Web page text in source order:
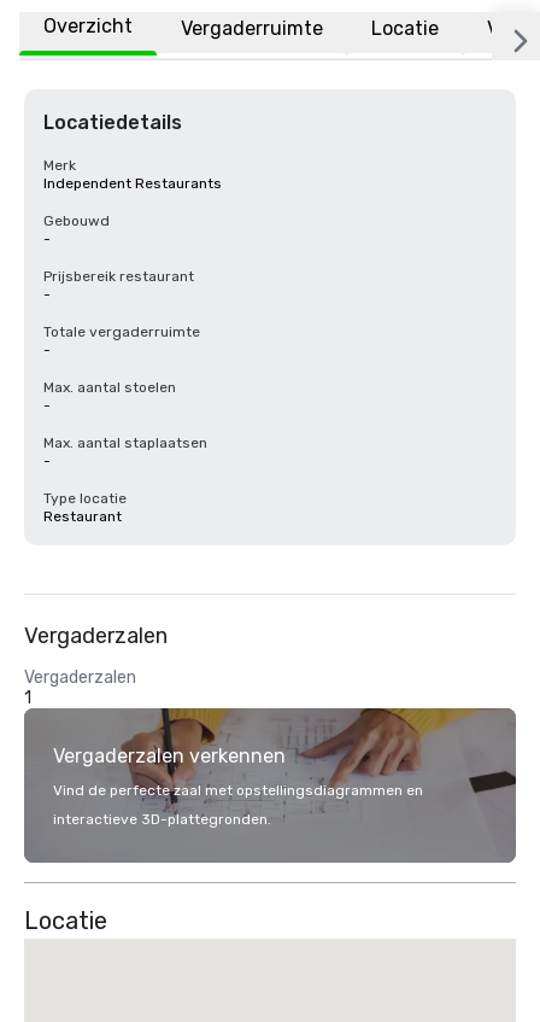
Overzicht Vergaderruimte Locatie
Locatiedetails
Merk
Independent Restaurants
Gebouwd
-
Prijsbereik restaurant
-
Totale vergaderruimte
-
Max. aantal stoelen
-
Max. aantal staplaatsen
-
Type locatie
Restaurant
Vergaderzalen
Vergaderzalen
1
Vergaderzalen verkennen
Vind de perfecte zaal met opstellingsdiagrammen en
interactieve 3D-plattegronden.
Locatie